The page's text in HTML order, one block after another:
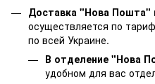
Доставка "Нова Пошта"
осуществляется по
по всей Украине.
В отделение "Нова
удобном для вас